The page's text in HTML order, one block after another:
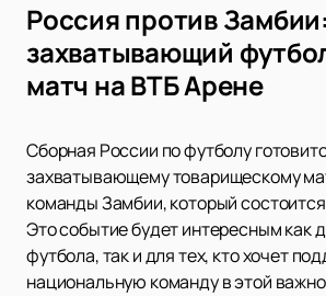
Россия против Замбии:
захватывающий
матч на ВТБ Арене
Сборная России по футболу
захватывающему товарищескому
команды Замбии, который
Это событие будет интересным как
футбола, так и для тех, кто хочет
национальную команду в этой